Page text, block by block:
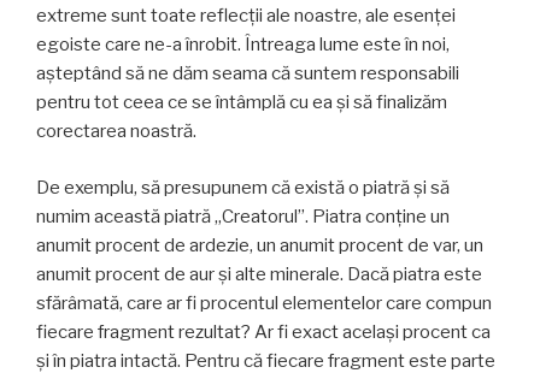
extreme sunt toate reflecții ale noastre, ale esenței
egoiste care ne-a înrobit. Întreaga lume este în noi,
așteptând să ne dăm seama că suntem responsabili
pentru tot ceea ce se întâmplă cu ea și să finalizăm
corectarea noastră.
De exemplu, să presupunem că există o piatră și să
numim această piatră „Creatorul”. Piatra conţine un
anumit procent de ardezie, un anumit procent de var, un
anumit procent de aur și alte minerale. Dacă piatra este
sfărâmată, care ar fi procentul elementelor care compun
fiecare fragment rezultat? Ar fi exact acelaşi procent ca
şi în piatra intactă. Pentru că fiecare fragment este parte